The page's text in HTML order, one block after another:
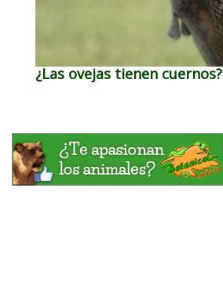
¿Las ovejas tienen cuernos?